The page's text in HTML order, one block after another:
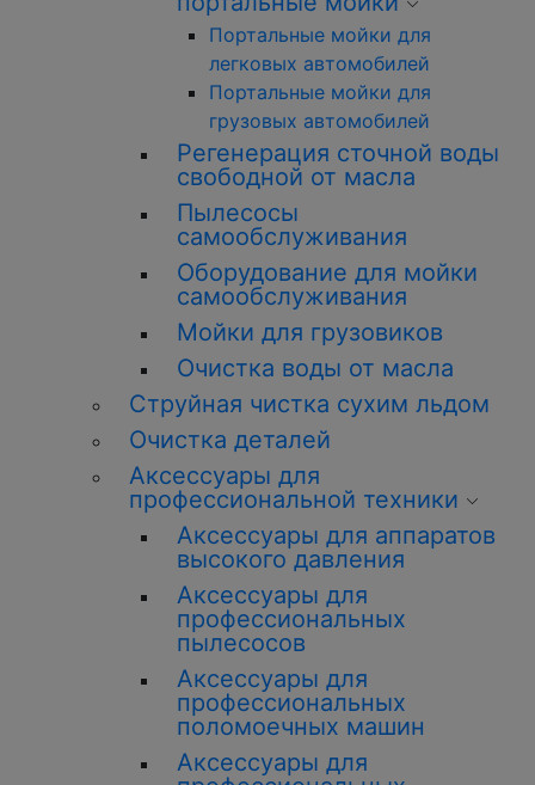
Портальные мойки для
легковых автомобилей
Портальные мойки для
грузовых автомобилей
Регенерация сточной воды
свободной от масла
Пылесосы
самообслуживания
Оборудование для мойки
самообслуживания
Мойки для грузовиков
Очистка воды от масла
Струйная чистка сухим льдом
Очистка деталей
Аксессуары для
профессиональной техники
Аксессуары для аппаратов
высокого давления
Аксессуары для
профессиональных
пылесосов
Аксессуары для
профессиональных
поломоечных машин
Аксессуары для